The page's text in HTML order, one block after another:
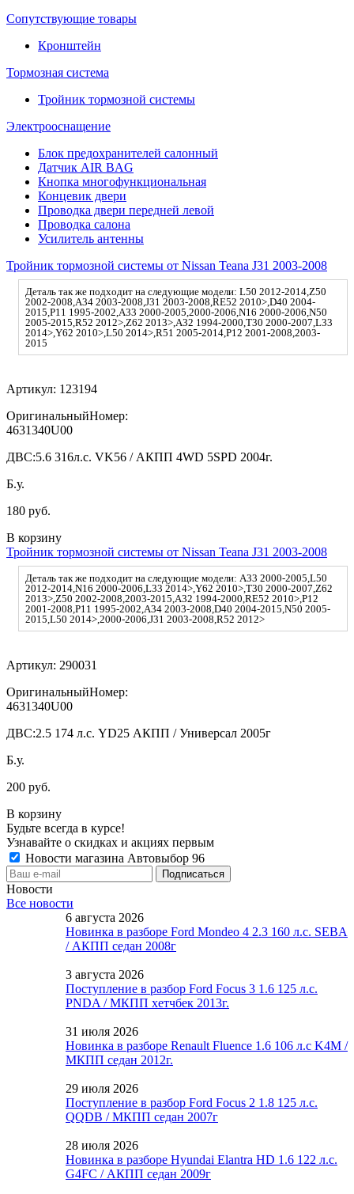
Сопутствующие товары
Кронштейн
Тормозная система
Тройник тормозной системы
Электрооснащение
Блок предохранителей салонный
Датчик AIR BAG
Кнопка многофункциональная
Концевик двери
Проводка двери передней левой
Проводка салона
Усилитель антенны
Тройник тормозной системы от Nissan Teana J31 2003-2008
Деталь так же подходит на следующие модели: L50 2012-2014,Z50
2002-2008,A34 2003-2008,J31 2003-2008,RE52 2010>,D40 2004-
2015,P11 1995-2002,A33 2000-2005,2000-2006,N16 2000-2006,N50
2005-2015,R52 2012>,Z62 2013>,A32 1994-2000,T30 2000-2007,L33
2014>,Y62 2010>,L50 2014>,R51 2005-2014,P12 2001-2008,2003-
2015
Артикул: 123194
ОригинальныйНомер:
4631340U00
ДВС:5.6 316л.с. VK56 / АКПП 4WD 5SPD 2004г.
Б.у.
180 руб.
В корзину
Тройник тормозной системы от Nissan Teana J31 2003-2008
Деталь так же подходит на следующие модели: A33 2000-2005,L50
2012-2014,N16 2000-2006,L33 2014>,Y62 2010>,T30 2000-2007,Z62
2013>,Z50 2002-2008,2003-2015,A32 1994-2000,RE52 2010>,P12
2001-2008,P11 1995-2002,A34 2003-2008,D40 2004-2015,N50 2005-
2015,L50 2014>,2000-2006,J31 2003-2008,R52 2012>
Артикул: 290031
ОригинальныйНомер:
4631340U00
ДВС:2.5 174 л.с. YD25 АКПП / Универсал 2005г
Б.у.
200 руб.
В корзину
Будьте всегда в курсе!
Узнавайте о скидках и акциях первым
Новости магазина Автовыбор 96
Новости
Все новости
6 августа 2026
Новинка в разборе Ford Mondeo 4 2.3 160 л.с. SEBA
/ АКПП седан 2008г
3 августа 2026
Поступление в разбор Ford Focus 3 1.6 125 л.с.
PNDA / МКПП хетчбек 2013г.
31 июля 2026
Новинка в разборе Renault Fluence 1.6 106 л.с K4M /
МКПП седан 2012г.
29 июля 2026
Поступление в разбор Ford Focus 2 1.8 125 л.с.
QQDB / МКПП седан 2007г
28 июля 2026
Новинка в разборе Hyundai Elantra HD 1.6 122 л.с.
G4FC / АКПП седан 2009г